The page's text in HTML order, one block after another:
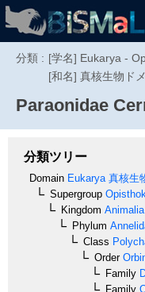
分類 : [学名] Eukarya -
[和名] 真核生物ド
Paraonidae
分類ツリー
Domain Eukarya 真核生
Supergroup
Kingdom Animalia
Phylum
Class
Order
Family
Family